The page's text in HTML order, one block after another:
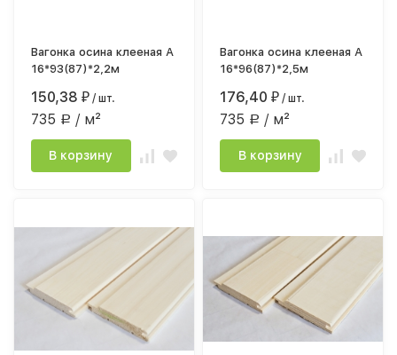
Вагонка осина клееная А
16*93(87)*2,2м
150,38₽ / шт.
735 Р / м²
В корзину
Вагонка осина клееная А
16*96(87)*2,5м
176,40₽ / шт.
735 Р / м²
В корзину